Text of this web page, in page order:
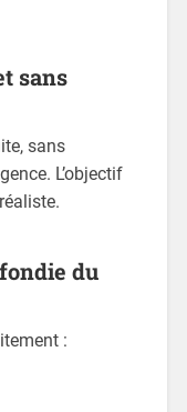
sans
sans
L’objectif
du
: